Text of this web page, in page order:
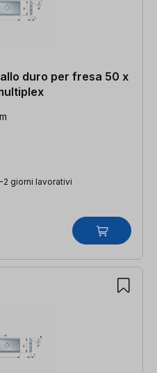
duro per fresa 50 x
2 giorni lavorativi